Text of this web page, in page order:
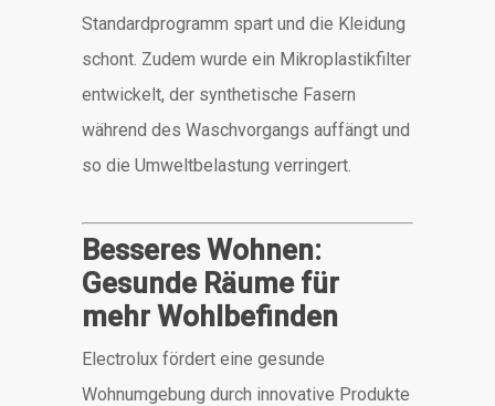
Standardprogramm spart und die Kleidung
schont. Zudem wurde ein Mikroplastikfilter
entwickelt, der synthetische Fasern
während des Waschvorgangs auffängt und
so die Umweltbelastung verringert.
Besseres Wohnen:
Gesunde Räume für
mehr Wohlbefinden
Electrolux fördert eine gesunde
Wohnumgebung durch innovative Produkte